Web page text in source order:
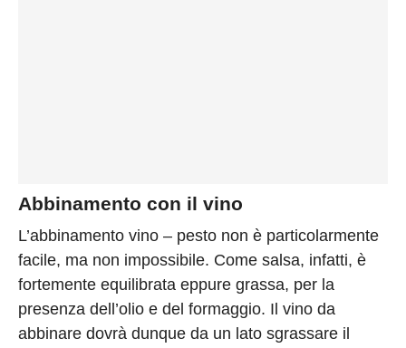
Abbinamento con il vino
L’abbinamento vino – pesto non è particolarmente
facile, ma non impossibile. Come salsa, infatti, è
fortemente equilibrata eppure grassa, per la
presenza dell’olio e del formaggio. Il vino da
abbinare dovrà dunque da un lato sgrassare il